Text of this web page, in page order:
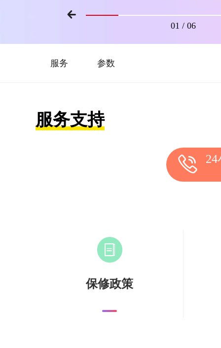
01 / 06
服务 参数
服务支持
保修政策